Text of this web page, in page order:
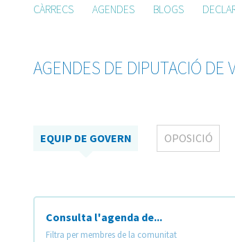
CÀRRECS AGENDES BLOGS
AGENDES DE DIPUTACIÓ DE
EQUIP DE GOVERN OPOSICIÓ
Consulta l'agenda de...
Filtra per membres de la comunitat